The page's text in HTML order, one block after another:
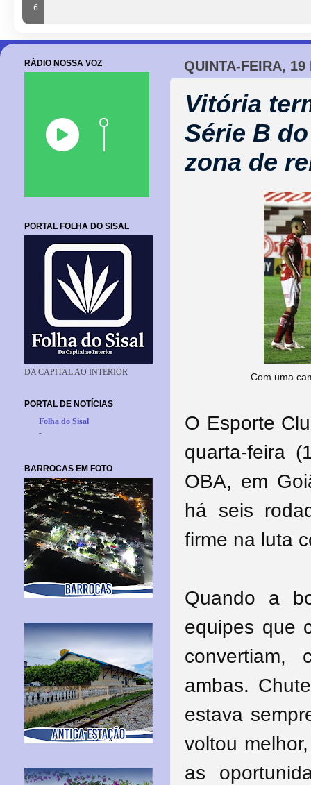
06/08/2026
QUINTA-FEIRA, 19
Vitória
Série B
zona de
Com uma
O Esporte
quarta-feira
OBA, em
há seis
firme na luta
Quando a
equipes que
convertiam,
ambas.
estava
voltou
as
RÁDIO NOSSA VOZ
PORTAL FOLHA DO SISAL
DA CAPITAL AO INTERIOR
PORTAL DE NOTÍCIAS
Folha do Sisal
-
BARROCAS EM FOTO